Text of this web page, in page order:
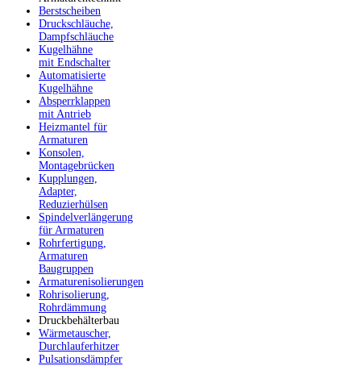
Berstscheiben
Druckschläuche,
Dampfschläuche
Kugelhähne
mit Endschalter
Automatisierte
Kugelhähne
Absperrklappen
mit Antrieb
Heizmantel für
Armaturen
Konsolen,
Montagebrücken
Kupplungen,
Adapter,
Reduzierhülsen
Spindelverlängerung
für Armaturen
Rohrfertigung,
Armaturen
Baugruppen
Armaturenisolierungen
Rohrisolierung,
Rohrdämmung
Druckbehälterbau
Wärmetauscher,
Durchlauferhitzer
Pulsationsdämpfer